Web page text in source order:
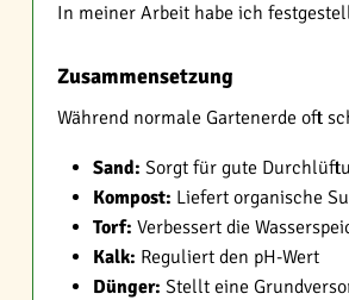
In meiner Arbeit habe ich
Zusammensetzung
Während normale Gartenerde oft
Sand: Sorgt für gute
Kompost: Liefert organische
Torf: Verbessert die
Kalk: Reguliert den pH-Wert
Dünger: Stellt eine